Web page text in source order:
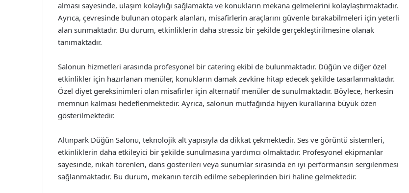
alması sayesinde, ulaşım kolaylığı sağlamakta ve konukların mekana gelmelerini kolaylaştırmaktadır.
Ayrıca, çevresinde bulunan otopark alanları, misafirlerin araçlarını güvenle bırakabilmeleri için yeterli
alan sunmaktadır. Bu durum, etkinliklerin daha stressiz bir şekilde gerçekleştirilmesine olanak
tanımaktadır.
Salonun hizmetleri arasında profesyonel bir catering ekibi de bulunmaktadır. Düğün ve diğer özel
etkinlikler için hazırlanan menüler, konukların damak zevkine hitap edecek şekilde tasarlanmaktadır.
Özel diyet gereksinimleri olan misafirler için alternatif menüler de sunulmaktadır. Böylece, herkesin
memnun kalması hedeflenmektedir. Ayrıca, salonun mutfağında hijyen kurallarına büyük özen
gösterilmektedir.
Altınpark Düğün Salonu, teknolojik alt yapısıyla da dikkat çekmektedir. Ses ve görüntü sistemleri,
etkinliklerin daha etkileyici bir şekilde sunulmasına yardımcı olmaktadır. Profesyonel ekipmanlar
sayesinde, nikah törenleri, dans gösterileri veya sunumlar sırasında en iyi performansın sergilenmesi
sağlanmaktadır. Bu durum, mekanın tercih edilme sebeplerinden biri haline gelmektedir.